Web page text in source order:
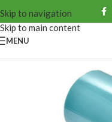
Skip to navigation
Skip to main content
MENU